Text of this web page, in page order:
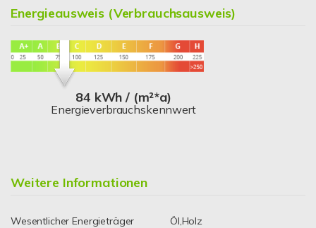
Energieausweis (Verbrauchsausweis)
84 kWh / (m²*a)
Energieverbrauchskennwert
Weitere Informationen
Wesentlicher Energieträger
Öl,Holz